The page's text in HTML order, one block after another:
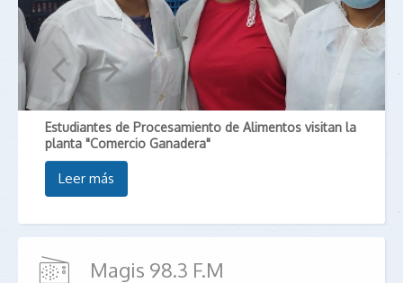
Estudiantes de Procesamiento de Alimentos visitan la
planta "Comercio Ganadera"
Leer más
Magis 98.3 F.M